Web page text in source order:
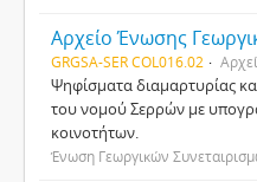
GRGSA-SER COL016.02
Ψηφίσματα διαμαρτυρίας
του νομού Σερρών με
κοινοτήτων.
Ένωση Γεωργικών